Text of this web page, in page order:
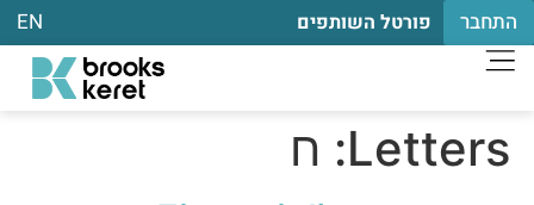
התחבר פורטל השותפים EN
Letters: ח